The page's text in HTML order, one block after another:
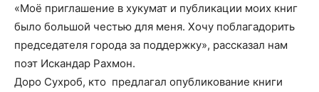
«Моё приглашение в хукумат и публикации моих книг
было большой честью для меня. Хочу поблагадорить
председателя города за поддержку», рассказал нам
поэт Искандар Рахмон.
Доро Сухроб, кто предлагал опубликование книги